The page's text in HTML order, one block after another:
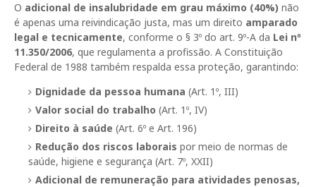
O adicional de insalubridade em grau máximo (40%) não
é apenas uma reivindicação justa, mas um direito amparado
legal e tecnicamente, conforme o § 3º do art. 9º-A da Lei nº
11.350/2006, que regulamenta a profissão. A Constituição
Federal de 1988 também respalda essa proteção, garantindo:
Dignidade da pessoa humana (Art. 1º, III)
Valor social do trabalho (Art. 1º, IV)
Direito à saúde (Art. 6º e Art. 196)
Redução dos riscos laborais por meio de normas de
saúde, higiene e segurança (Art. 7º, XXII)
Adicional de remuneração para atividades penosas,